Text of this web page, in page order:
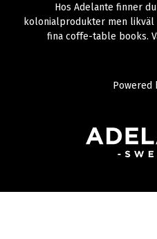
Hos Adelante finner
kolonialprodukter men
fina coffe-table books.
Powered